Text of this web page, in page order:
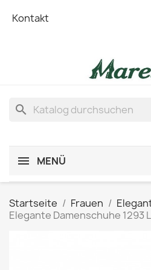
Kontakt
search
MENÜ
Startseite Frauen
Elegante Damenschuhe 1293